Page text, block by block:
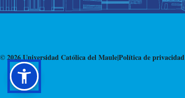
© 2026 Universidad Católica del Maule|Política de privacidad